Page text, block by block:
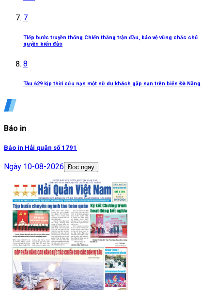
7
Tiếp bước truyền thống Chiến thắng trận đầu, bảo vệ vững chắc chủ
quyền biển đảo
8
Tàu 629 kịp thời cứu nạn một nữ du khách gặp nạn trên biển Đà Nẵng
Báo in
Báo in Hải quân số 1791
Ngày 10-08-2026 Đọc ngay